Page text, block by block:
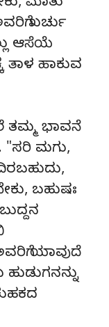
ಖರ್ಚು
ಆಸೆಯೆ
ತಾಳ ಹಾಕುವ
ತಮ್ಮ ಭಾವನೆ
"ಸರಿ ಮಗು,
ಬಹುಷಃ
ಯಾವುದೆ